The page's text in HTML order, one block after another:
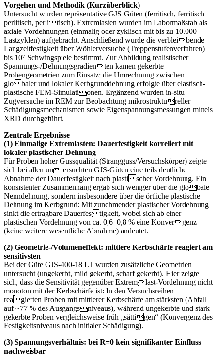
Vorgehen und Methodik (Kurzüberblick)
Untersucht wurden repräsentative GJS-Güten (ferritisch, ferritisch-
perlitisch, perlitisch). Extremlasten wurden im Labormaßstab als
axiale Vordehnungen (einmalig oder zyklisch mit bis zu 10.000
Lastzyklen) aufgebracht. Anschließend wurde die verbleibende
Langzeitfestigkeit über Wöhlerversuche (Treppenstufenverfahren)
bis 10⁷ Schwingspiele bestimmt. Zur Abbildung realistischer
Spannungs-/Dehnungsgradienten kamen gekerbte
Probengeometrien zum Einsatz; die Umrechnung zwischen
globaler und lokaler Kerbgrunddehnung erfolgte über elastisch-
plastische FEM-Simulationen. Ergänzend wurden in-situ
Zugversuche im REM zur Beobachtung mikrostruktureller
Schädigungsmechanismen sowie Eigenspannungsmessungen mittels
XRD durchgeführt.
Zentrale Ergebnisse
(1) Einmalige Extremlasten: Dauerfestigkeit korreliert mit
lokaler plastischer Dehnung
Für Proben hoher Gussqualität (Strangguss/Versuchskörper) zeigte
sich bei allen untersuchten GJS-Güten eine teils deutliche
Abnahme der Dauerfestigkeit nach plastischer Vordehnung. Ein
konsistenter Zusammenhang ergab sich weniger über die globale
Nenndehnung, sondern insbesondere über die örtliche plastische
Dehnung im Kerbgrund: Mit zunehmender plastischer Vordehnung
sinkt die ertragbare Dauerfestigkeit, wobei sich ab einer
plastischen Vordehnung von ca. 0,6–0,8 % eine Konvergenz
(keine weitere wesentliche Abnahme) andeutet.
(2) Geometrie-/Volumeneffekt: mittlere Kerbschärfe reagiert am
sensitivsten
Bei der Güte GJS-400-18 LT wurden zusätzliche Geometrien
untersucht (ungekerbt, mild gekerbt, scharf gekerbt). Hier zeigte
sich, dass die Sensitivität gegenüber Extremlast-Vordehnung nicht
monoton mit der Kerbschärfe ist: In den Versuchsreihen
reagierten Proben mit mittlerer Kerbschärfe am stärksten (Abfall
auf ~77 % des Ausgangsniveaus), während ungekerbte und stark
gekerbte Proben vergleichsweise früh „sättigen“ (Konvergenz des
Festigkeitsniveaus nach initialer Schädigung).
(3) Spannungsverhältnis: bei R=0 kein signifikanter Einfluss
nachweisbar